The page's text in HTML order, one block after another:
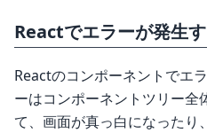
Reactでエラーが発生
Reactのコンポーネントでエ
ーはコンポーネントツリー全
て、画面が真っ白になったり